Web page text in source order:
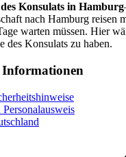
Konsulats in Hamburg
nach Hamburg reisen
warten müssen. Hier
des Konsulats zu haben.
Personalausweis